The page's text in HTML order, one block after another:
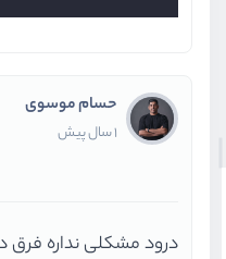
حسام موسوی
1 سال پیش
درود مشکلی نداره فرق